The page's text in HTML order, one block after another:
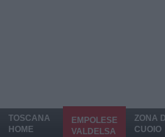
TOSCANA
HOME
EMPOLESE
VALDELSA
ZONA
CUOIO